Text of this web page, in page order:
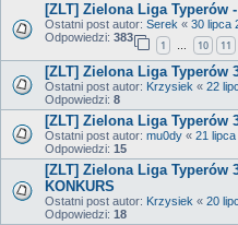
[ZLT] Zielona Liga Typerów
Ostatni post autor: Serek « 30 lipca
Odpowiedzi: 383
1 … 10 11
[ZLT] Zielona Liga Typerów
Ostatni post autor: Krzysiek « 22
Odpowiedzi: 8
[ZLT] Zielona Liga Typerów
Ostatni post autor: mu0dy « 21
Odpowiedzi: 15
[ZLT] Zielona Liga Typerów
KONKURS
Ostatni post autor: Krzysiek « 20
Odpowiedzi: 18